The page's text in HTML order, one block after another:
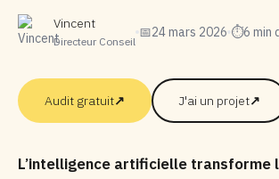
Vincent
Directeur Conseil
📅24 mars 2026 ⏱6 min
Audit gratuit↗ J'ai un projet↗
L’intelligence artificielle transforme